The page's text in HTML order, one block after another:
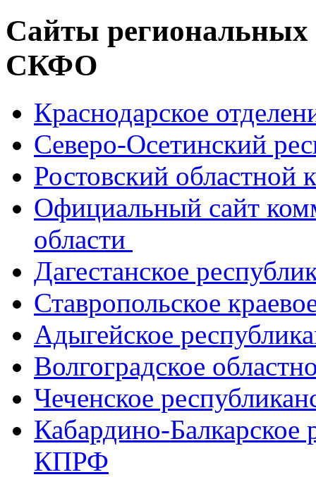
Сайты
СКФО
Краснодарское
Северо-Осетинский
Ростовский
Официальный сайт
области
Дагестанское
Ставропольское
Адыгейское
Волгоградское
Чеченское
Кабардино-Балкарское
КПРФ